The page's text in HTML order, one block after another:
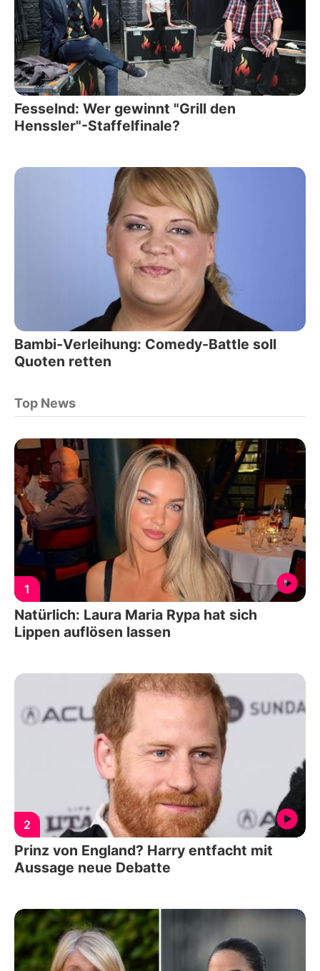
Fesselnd: Wer gewinnt "Grill den
Henssler"-Staffelfinale?
Bambi-Verleihung: Comedy-Battle soll
Quoten retten
Top News
1
Natürlich: Laura Maria Rypa hat sich
Lippen auflösen lassen
2
Prinz von England? Harry entfacht mit
Aussage neue Debatte